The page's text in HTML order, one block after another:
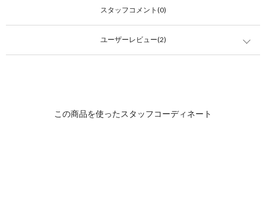
スタッフコメント(0)
ユーザーレビュー(2)